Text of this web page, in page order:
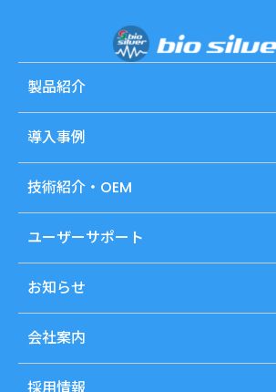
製品紹介
導入事例
技術紹介・OEM
ユーザーサポート
お知らせ
会社案内
採用情報